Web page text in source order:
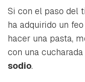
Si con el paso del
ha adquirido un
hacer una pasta,
con una
sodio.